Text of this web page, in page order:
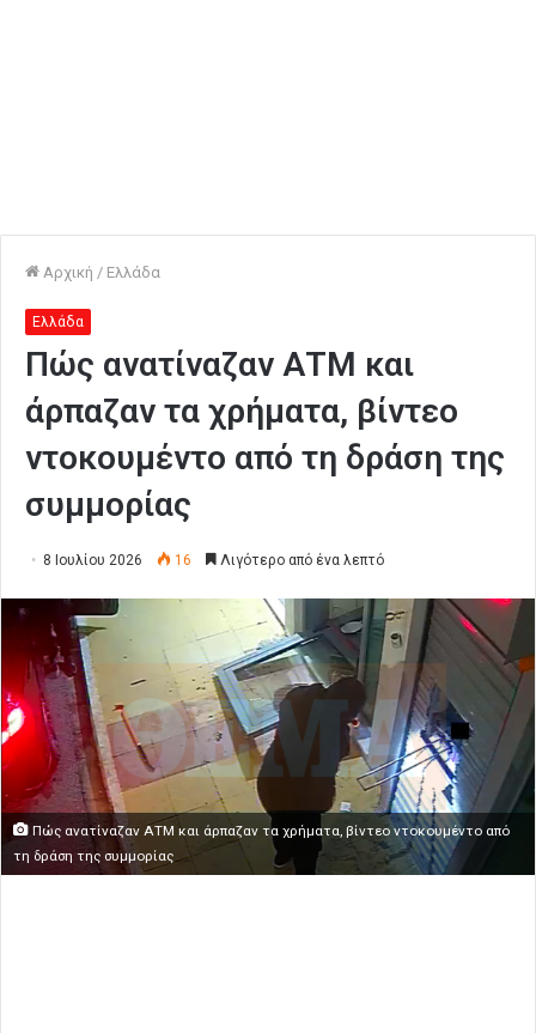
Αρχική / Ελλάδα
Ελλάδα
Πώς ανατίναζαν ΑΤΜ και
άρπαζαν τα χρήματα, βίντεο
ντοκουμέντο από τη δράση της
συμμορίας
8 Ιουλίου 2026 16 Λιγότερο από ένα λεπτό
Πώς ανατίναζαν ΑΤΜ και άρπαζαν τα χρήματα, βίντεο ντοκουμέντο από
τη δράση της συμμορίας